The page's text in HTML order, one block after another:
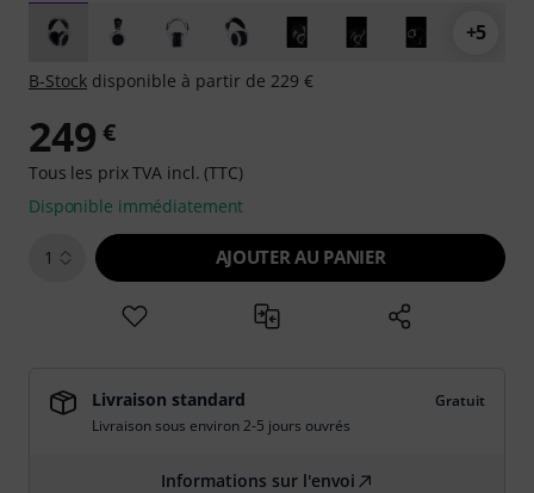
+5
B-Stock disponible à partir de 229 €
249 €
Tous les prix TVA incl. (TTC)
Disponible immédiatement
1 AJOUTER AU PANIER
Livraison standard
Gratuit
Livraison sous environ 2-5 jours ouvrés
Informations sur l'envoi